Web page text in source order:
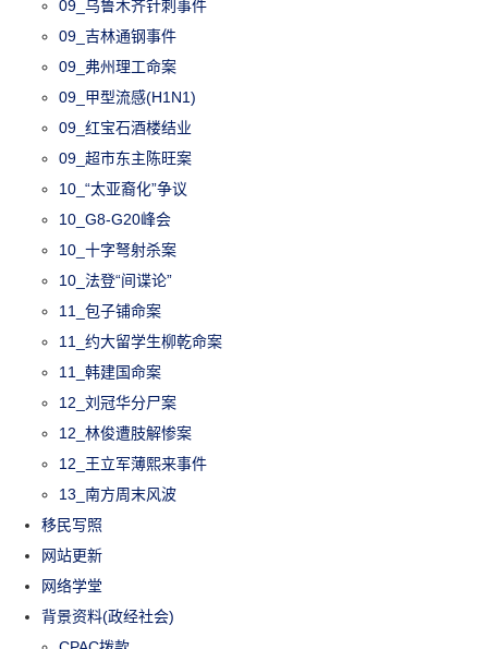
09_乌鲁木齐针刺事件
09_吉林通钢事件
09_弗州理工命案
09_甲型流感(H1N1)
09_红宝石酒楼结业
09_超市东主陈旺案
10_“太亚裔化”争议
10_G8-G20峰会
10_十字弩射杀案
10_法登“间谍论”
11_包子铺命案
11_约大留学生柳乾命案
11_韩建国命案
12_刘冠华分尸案
12_林俊遭肢解惨案
12_王立军薄熙来事件
13_南方周末风波
移民写照
网站更新
网络学堂
背景资料(政经社会)